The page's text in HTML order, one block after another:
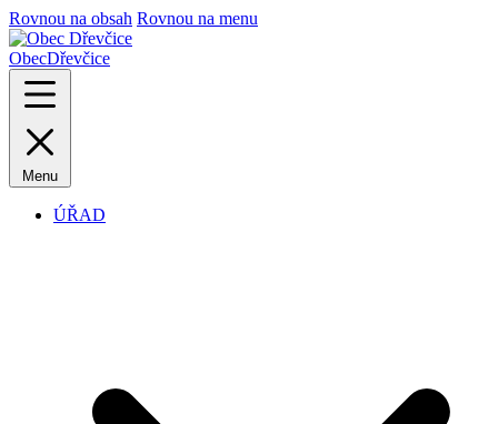
Rovnou na obsah Rovnou na menu
ObecDřevčice
Menu
ÚŘAD